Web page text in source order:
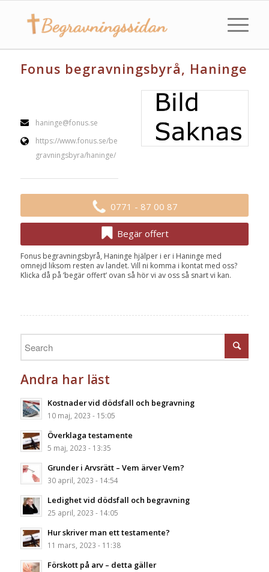
Fonus begravningsbyrå, Haninge
haninge@fonus.se
https://www.fonus.se/be
gravningsbyra/haninge/
0771 - 87 00 87
Begär offert
Fonus begravningsbyrå, Haninge hjälper i er i Haninge med
omnejd liksom resten av landet. Vill ni komma i kontat med oss?
Klicka då på ’begär offert’ ovan så hör vi av oss så snart vi kan.
Andra har läst
Kostnader vid dödsfall och begravning
10 maj, 2023 - 15:05
Överklaga testamente
5 maj, 2023 - 13:35
Grunder i Arvsrätt – Vem ärver Vem?
30 april, 2023 - 14:54
Ledighet vid dödsfall och begravning
25 april, 2023 - 14:05
Hur skriver man ett testamente?
11 mars, 2023 - 11:38
Förskott på arv – detta gäller